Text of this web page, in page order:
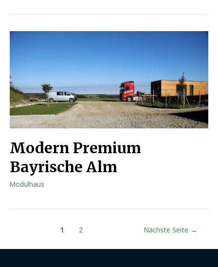
Modern Premium
Bayrische Alm
Modulhaus
1 2 Nächste Seite →